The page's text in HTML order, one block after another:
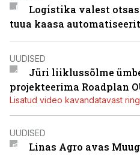
Logistika valest
tuua kaasa
UUDISED
Jüri liiklussõlme
projekteerima Roadplan
Lisatud video kavandatavast
UUDISED
Linas Agro avas